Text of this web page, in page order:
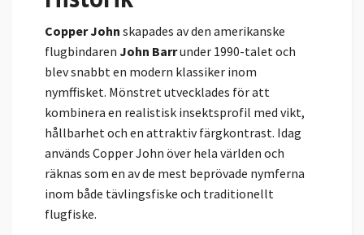
Copper John skapades av den amerikanske
flugbindaren John Barrunder 1990-talet och
blev snabbt en modern klassiker inom
nymffisket. Mönstret utvecklades för att
kombinera en realistisk insektsprofil med vikt,
hållbarhet och en attraktiv färgkontrast. Idag
används Copper John över hela världen och
räknas som en av de mest beprövade nymferna
inom både tävlingsfiske och traditionellt
flugfiske.